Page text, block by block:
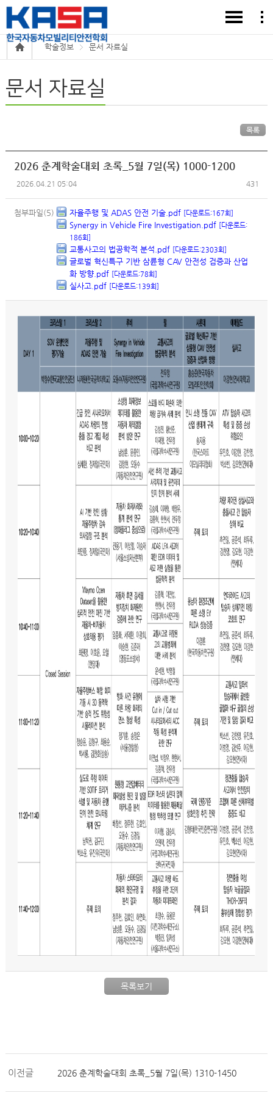
학술정보 문서 자료실
문서 자료실
목록
2026 춘계학술대회 초록_5월 7일(목) 1000-1200
2026.04.21 05:04 431
첨부파일(5) 자율주행 및 ADAS 안전 기술.pdf [다운로드:167회]
Synergy in Vehicle Fire Investigation.pdf [다운로드:
186회]
교통사고의 법공학적 분석.pdf [다운로드:2303회]
글로벌 혁신특구 기반 삼륜형 CAV 안전성 검증과 산업
화 방향.pdf [다운로드:78회]
실사고.pdf [다운로드:139회]
목록보기
이전글 2026 춘계학술대회 초록_5월 7일(목) 1310-1450